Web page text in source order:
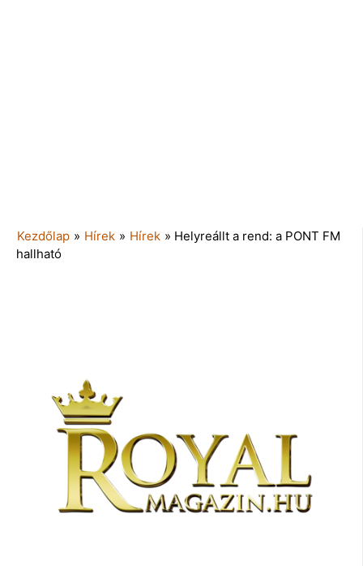
Kezdőlap » Hírek » Hírek » Helyreállt a rend: a PONT FM
hallható